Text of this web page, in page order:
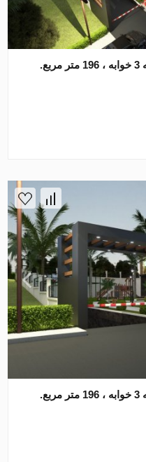
آپارتمان در Istanbul ، ترکیه 3 خوابه ، 196 متر مربع.
آپارتمان در Istanbul ، ترکیه 3 خوابه ، 196 متر مربع.